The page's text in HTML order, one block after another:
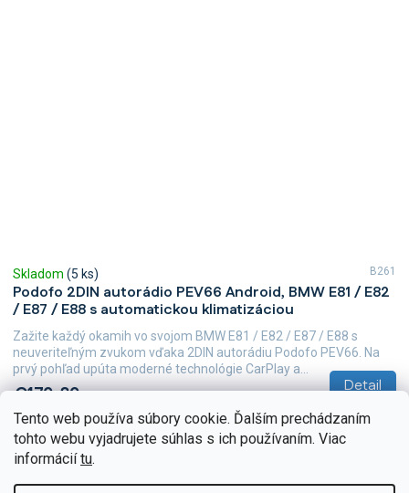
Tento web používa súbory cookie. Ďalším prechádzaním
tohto webu vyjadrujete súhlas s ich používaním. Viac
informáciítu.
Podofo 2DIN autorádio PEV66 Android, BMW E81 / E82
/ E87 / E88 s automatickou klimatizáciou
Skladom (5 ks)
€172,82 Detail
Zažite každý okamih vo svojom BMW E81 / E82 / E87 / E88 s
neuveriteľným zvukom vďaka 2DIN autorádiu Podofo PEV66. Na
prvý pohľad upúta moderné technológie CarPlay a...
B261